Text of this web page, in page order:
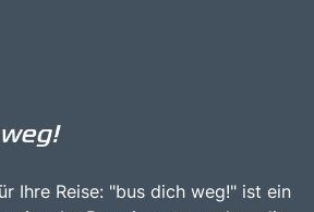
Ihre Reise: "bus dich weg!" ist ein